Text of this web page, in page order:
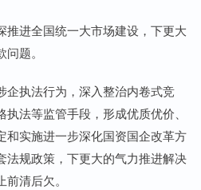
进全国统一大市场建设，下更大
题。
执法行为，深入整治内卷式竞
法等监管手段，形成优质优价、
和实施进一步深化国资国企改革方
法规政策，下更大的气力推进解决
清后欠。